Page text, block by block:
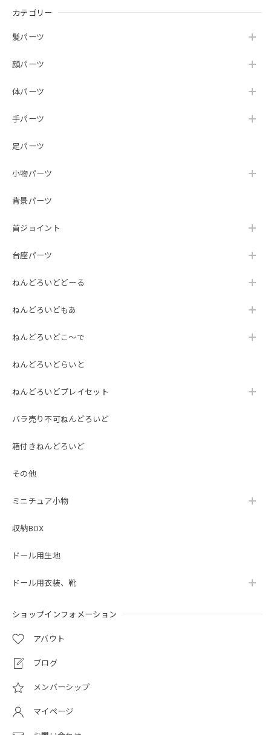
カテゴリー
髪パーツ
顔パーツ
体パーツ
手パーツ
足パーツ
小物パーツ
背景パーツ
首ジョイント
台座パーツ
ねんどろいどどーる
ねんどろいどもあ
ねんどろいどこ～で
ねんどろいどらいと
ねんどろいどプレイセット
バラ売り不可ねんどろいど
箱付きねんどろいど
その他
ミニチュア小物
収納BOX
ドール用生地
ドール用衣装、靴
ショップインフォメーション
アバウト
ブログ
メンバーシップ
マイページ